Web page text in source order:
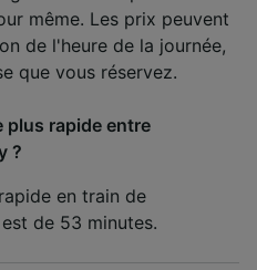
même. Les prix peuvent
de l'heure de la journée,
que vous réservez.
plus rapide entre
?
en train de
de 53 minutes.